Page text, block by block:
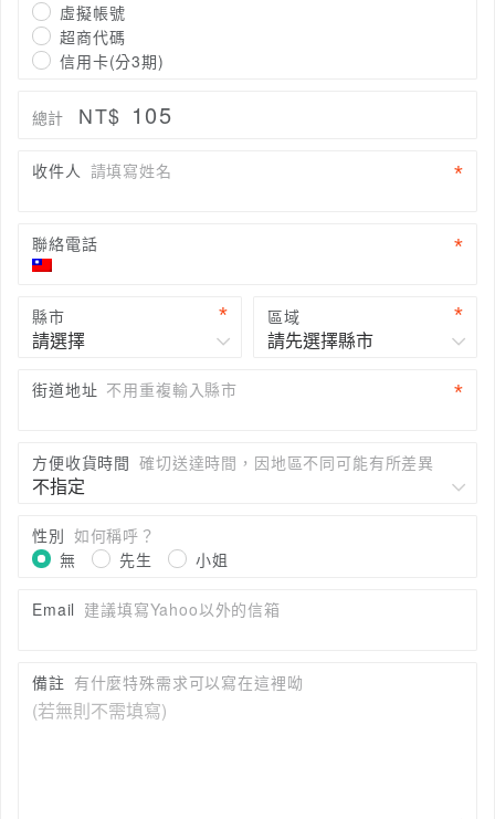
虛擬帳號
超商代碼
信用卡(分3期)
總計 NT$ 105
收件人 請填寫姓名
聯絡電話
縣市 區域
街道地址 不用重複輸入縣市
方便收貨時間 確切送達時間，因地區不同可能有所差異
性別 如何稱呼？
無
先生 小姐
Email 建議填寫Yahoo以外的信箱
備註 有什麼特殊需求可以寫在這裡呦